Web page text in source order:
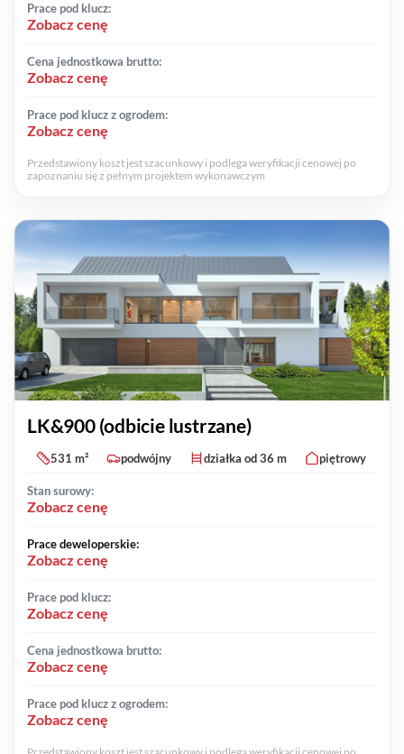
Prace pod klucz:
Zobacz cenę
Cena jednostkowa brutto:
Zobacz cenę
Prace pod klucz z ogrodem:
Zobacz cenę
Przedstawiony koszt jest szacunkowy i podlega weryfikacji cenowej po
zapoznaniu się z pełnym projektem wykonawczym
LK&900 (odbicie lustrzane)
531 m² podwójny działka od 36 m piętrowy
Stan surowy:
Zobacz cenę
Prace deweloperskie:
Zobacz cenę
Prace pod klucz:
Zobacz cenę
Cena jednostkowa brutto:
Zobacz cenę
Prace pod klucz z ogrodem:
Zobacz cenę